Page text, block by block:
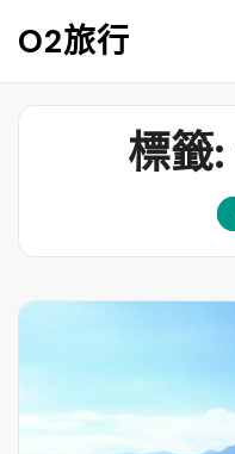
O2旅行
標籤: